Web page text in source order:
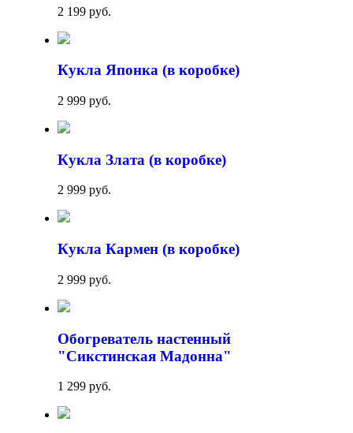
2 199 руб.
Кукла Японка (в коробке)
2 999 руб.
Кукла Злата (в коробке)
2 999 руб.
Кукла Кармен (в коробке)
2 999 руб.
Обогреватель настенный
"Сикстинская Мадонна"
1 299 руб.